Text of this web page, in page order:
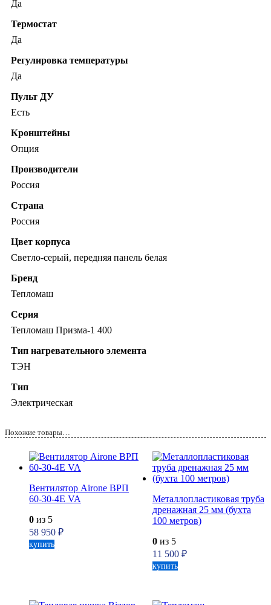
Да
Термостат
Да
Регулировка температуры
Да
Пульт ДУ
Есть
Кронштейны
Опция
Производители
Россия
Страна
Россия
Цвет корпуса
Светло-серый, передняя панель белая
Бренд
Тепломаш
Серия
Тепломаш Призма-1 400
Тип нагревательного элемента
ТЭН
Тип
Электрическая
Похожие товары…
Вентилятор Airone ВРП
60-30-4E VA
0 из 5
58 950 ₽
купить
Металлопластиковая труба
дренажная 25 мм (бухта
100 метров)
0из 5
11 500 ₽
купить